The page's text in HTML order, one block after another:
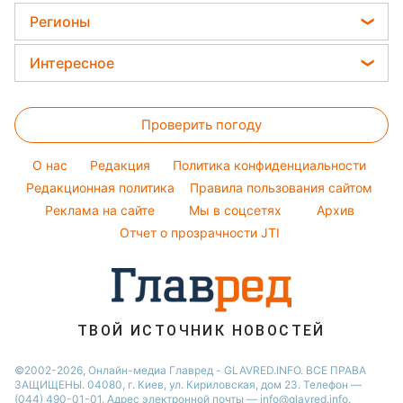
Алла Пугачева
Настя Каменских
Виталий Козловский
Потап
Пылевая буря
Комнатные растения
Все о сале
Тарифы
Курс валют
Цены на продукты
Женские стрижки
Окрашивание волос
Красивый маникюр
Модные ошибки
Советы от Андре Тана
Регионы
Новости Харькова
Новости Полтавы
Новости Львова
Новости Сум
Новости Днепра
Новости Черкассы
Новости Тернополя
Новости Житомира
Новости Запорожья
Интересное
Тесты по картинке
Оптические иллюзии
Народные приметы
Все о шоу-бизнесе
Проверить погоду
O нас Редакция
Политика конфиденциальности
Редакционная политика
Правила пользования сайтом
Реклама на сайте
Мы в соцсетях
Архив
Отчет о прозрачности JTI
ТВОЙ ИСТОЧНИК НОВОСТЕЙ
©2002-2026, Онлайн-медиа Главред - GLAVRED.INFO. ВСЕ ПРАВА
ЗАЩИЩЕНЫ. 04080, г. Киев, ул. Кириловская, дом 23. Телефон —
(044) 490-01-01. Адрес электронной почты — info@glavred.info.